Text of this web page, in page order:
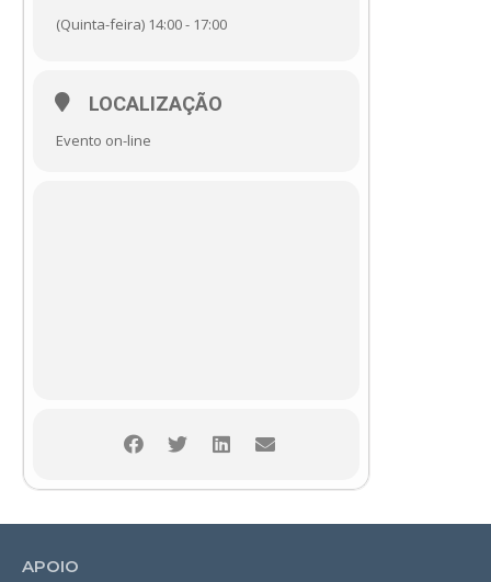
(Quinta-feira) 14:00 - 17:00
LOCALIZAÇÃO
Evento on-line
APOIO